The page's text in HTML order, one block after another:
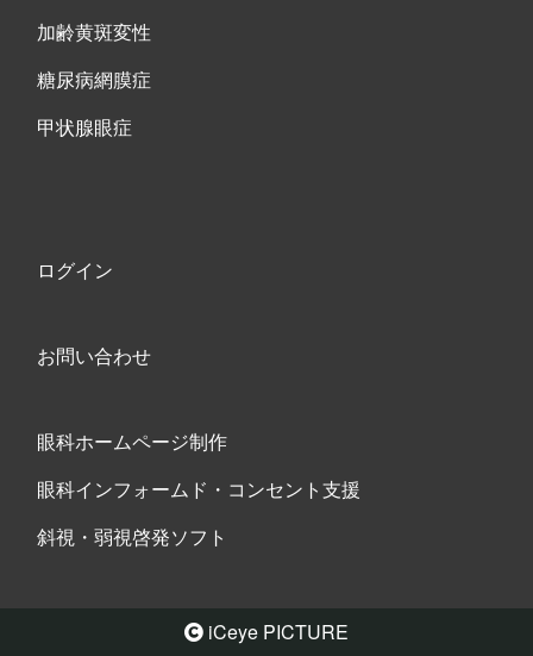
加齢黄斑変性
糖尿病網膜症
甲状腺眼症
ログイン
お問い合わせ
眼科ホームページ制作
眼科インフォームド・コンセント支援
斜視・弱視啓発ソフト
iCeye PICTURE